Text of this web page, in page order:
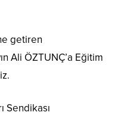
getiren
Ali ÖZTUNÇ’a Eğitim
Sendikası